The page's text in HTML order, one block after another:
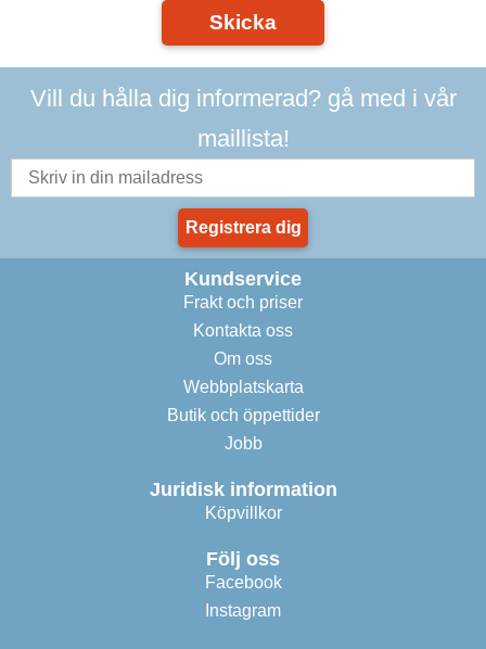
Skicka
Vill du hålla dig informerad? gå med i vår
maillista!
Registrera dig
Kundservice
Frakt och priser
Kontakta oss
Om oss
Webbplatskarta
Butik och öppettider
Jobb
Juridisk information
Köpvillkor
Följ oss
Facebook
Instagram